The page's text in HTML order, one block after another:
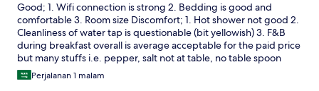
Good; 1. Wifi connection is strong 2. Bedding is good and
comfortable 3. Room size Discomfort; 1. Hot shower not good 2.
Cleanliness of water tap is questionable (bit yellowish) 3. F&B
during breakfast overall is average acceptable for the paid price
but many stuffs i.e. pepper, salt not at table, no table spoon
available, wait for plate and glass. 4. Restaurant staff are good
but seems can't managed many visitors at same time. Which for
Perjalanan 1 malam